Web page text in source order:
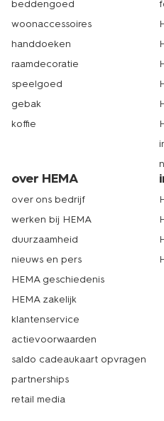
en je voorkeur, kies je een
ofwel denier. HEMA helpt je
de juiste
welke maat panty
kopen?
Bij HEMA vind je panty’s in
Voor een grotere maat
beddengoed
woonaccessoires
handdoeken
raamdecoratie
speelgoed
gebak
koffie
over HEMA
over ons bedrijf
werken bij HEMA
duurzaamheid
nieuws en pers
HEMA geschiedenis
HEMA zakelijk
klantenservice
actievoorwaarden
saldo cadeaukaart opvragen
partnerships
retail media